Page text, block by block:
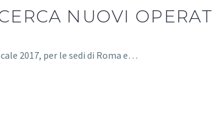
NUOVI
2017, per le sedi di Roma e…